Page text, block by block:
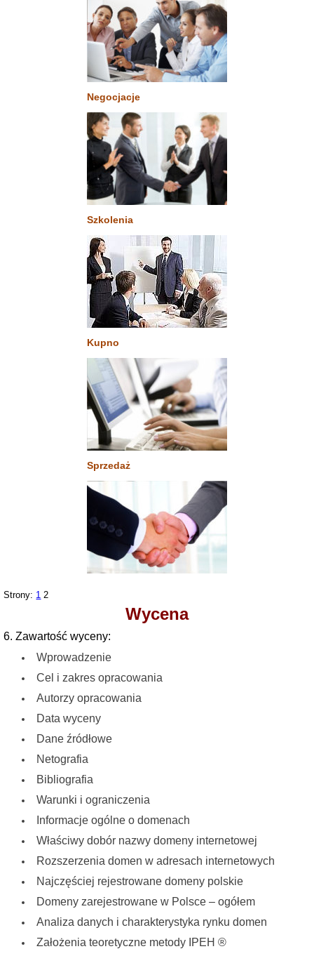
Negocjacje
Szkolenia
Kupno
Sprzedaż
Strony: 1 2
Wycena
6. Zawartość wyceny:
Wprowadzenie
Cel i zakres opracowania
Autorzy opracowania
Data wyceny
Dane źródłowe
Netografia
Bibliografia
Warunki i ograniczenia
Informacje ogólne o domenach
Właściwy dobór nazwy domeny internetowej
Rozszerzenia domen w adresach internetowych
Najczęściej rejestrowane domeny polskie
Domeny zarejestrowane w Polsce – ogółem
Analiza danych i charakterystyka rynku domen
Założenia teoretyczne metody IPEH ®